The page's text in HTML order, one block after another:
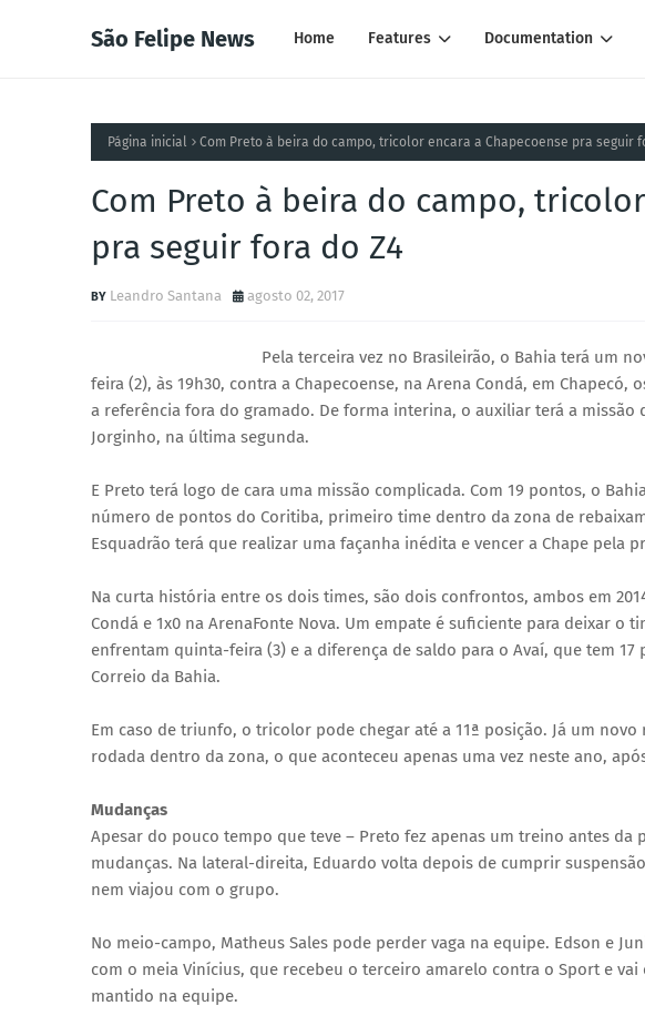
São Felipe News Home Features Documentation
Página inicial Com Preto à beira do campo, tricolor encara a Chapecoense pra seguir
Com Preto à beira do campo,
pra seguir fora do Z4
Leandro Santana agosto 02, 2017
Pela terceira vez no Brasileirão, o Bahia terá um
feira (2), às 19h30, contra a Chapecoense, na Arena Condá, em
a referência fora do gramado. De forma interina, o auxiliar terá a missão
Jorginho, na última segunda.
E Preto terá logo de cara uma missão complicada. Com 19 pontos, o
número de pontos do Coritiba, primeiro time dentro da zona de
Esquadrão terá que realizar uma façanha inédita e vencer a Chape pela
Na curta história entre os dois times, são dois confrontos, ambos em
Condá e 1x0 na ArenaFonte Nova. Um empate é suficiente para deixar o
enfrentam quinta-feira (3) e a diferença de saldo para o Avaí, que tem
Correio da Bahia.
Em caso de triunfo, o tricolor pode chegar até a 11ª posição. Já um
rodada dentro da zona, o que aconteceu apenas uma vez neste ano,
Mudanças
Apesar do pouco tempo que teve – Preto fez apenas um treino antes da
mudanças. Na lateral-direita, Eduardo volta depois de cumprir
nem viajou com o grupo.
No meio-campo, Matheus Sales pode perder vaga na equipe. Edson e
com o meia Vinícius, que recebeu o terceiro amarelo contra o Sport e
mantido na equipe.